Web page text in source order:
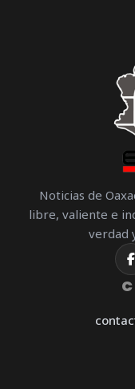
Noticias de
libre, valiente e
verdad